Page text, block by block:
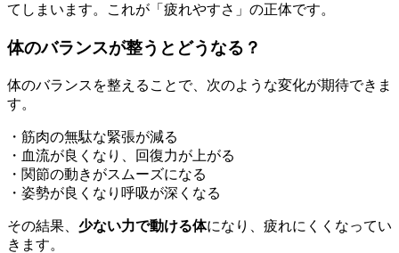
てしまいます。これが「疲れやすさ」の正体です。
体のバランスが整うとどうなる？
体のバランスを整えることで、次のような変化が期待できま
す。
・筋肉の無駄な緊張が減る
・血流が良くなり、回復力が上がる
・関節の動きがスムーズになる
・姿勢が良くなり呼吸が深くなる
その結果、 少ない力で動ける体になり、疲れにくくなってい
きます。